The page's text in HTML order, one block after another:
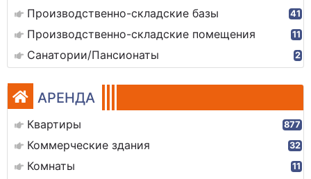
Производственно-складские базы 41
Производственно-складские помещения 11
Санатории/Пансионаты 2
АРЕНДА
Квартиры 877
Коммерческие здания 32
Комнаты 11